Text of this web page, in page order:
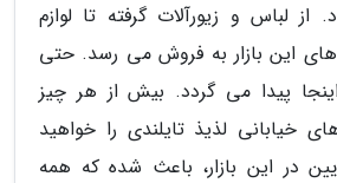
از لباس و زیورآلات گرفته تا لوازم
های این بازار به فروش می رسد. حتی
پیدا می گردد. بیش از هر چیز
خیابانی لذیذ تایلندی را خواهید
در این بازار، باعث شده که همه